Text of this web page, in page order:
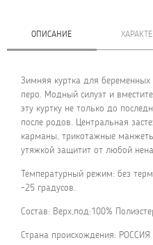
ОПИСАНИЕ
Зимняя куртка для беременных
перо. Модный силуэт и
эту куртку не только до
после родов. Центральная
карманы, трикотажные
утяжкой защитит от любой
Температурный режим: без
-25 градусов.
Состав: Верх,под:100%
Страна происхождения: РОССИЯ